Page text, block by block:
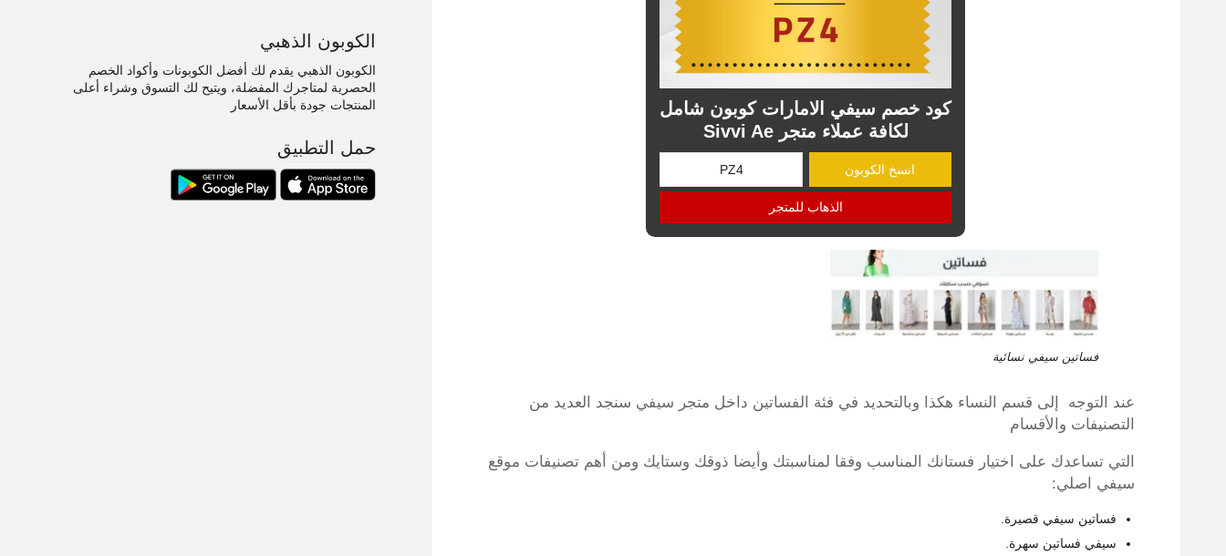
كود خصم سيفي الامارات كوبون شامل
لكافة عملاء متجر Sivvi Ae
انسخ الكوبون
الذهاب للمتجر
فساتين سيفي نسائية
عند التوجه إلى قسم النساء هكذا وبالتحديد في فئة الفساتين داخل متجر سيفي سنجد العديد من
التصنيفات والأقسام
التي تساعدك على اختيار فستانك المناسب وفقا لمناسبتك وأيضا ذوقك وستايك ومن أهم تصنيفات موقع
سيفي اصلي:
فساتين سيفي قصيرة.
سيفي فساتين سهرة.
الكوبون الذهبي
الكوبون الذهبي يقدم لك أفضل الكوبونات وأكواد الخصم
الحصرية لمتاجرك المفضلة، ويتيح لك التسوق وشراء أعلى
المنتجات جودة بأقل الأسعار
حمل التطبيق